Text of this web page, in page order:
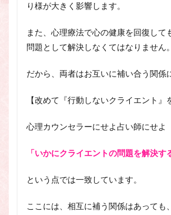
り様が大きく影響します。
また、心理療法で心の健康を回復して
問題として解決しなくてはなりません。
だから、両者はお互いに補い合う関係
【改めて『行動しないクライエント』
心理カウンセラーにせよ占い師にせよ
「いかにクライエントの問題を解決す
という点では一致しています。
ここには、相互に補う関係はあっても